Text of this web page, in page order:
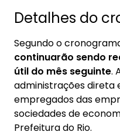
Detalhes do
Segundo o
continuarão sendo
útil do mês seguinte.
administrações direta
empregados das
sociedades de
Prefeitura do Rio.